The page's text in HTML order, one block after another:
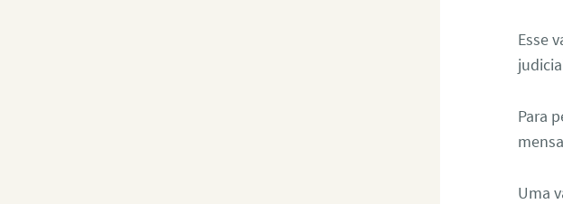
Esse
Para
Uma